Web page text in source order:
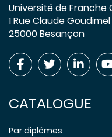
Université de Franche
1 Rue Claude Goudimel
25000 Besançon
CATALOGUE
Par diplômes